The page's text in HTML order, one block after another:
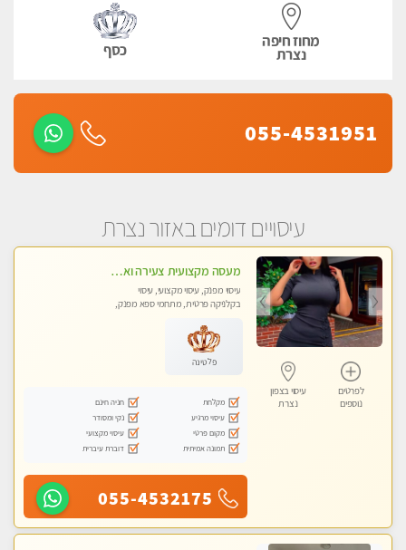
מחוז חיפה
נצרת כסף
055-4531951
עיסויים דומים באזור נצרת
לפרטים
נוספים
עיסוי בצפון
נצרת
מעסה מקצועית צעירה ואיכותית בקרית- חיים
עיסוי מפנק, עיסוי מקצועי, עיסוי
בקלניקה פרטית, מתחמי ספא מפנק,
פלטינה
מקלחת
חניה חינם
עיסוי מרגיע
נקי ומסודר
מקום פרטי
עיסוי מקצועי
תמונה אמיתית
דוברת עיברית
055-4532175